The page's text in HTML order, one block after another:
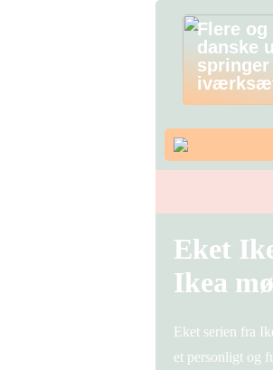
Flere og
danske
springer
Eket
Ikea
Eket serien fra
et personligt og